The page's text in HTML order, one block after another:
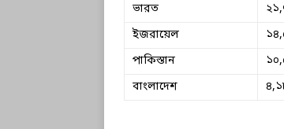
ভারত
ইজরায়েল
পাকিস্তান
বাংলাদেশ